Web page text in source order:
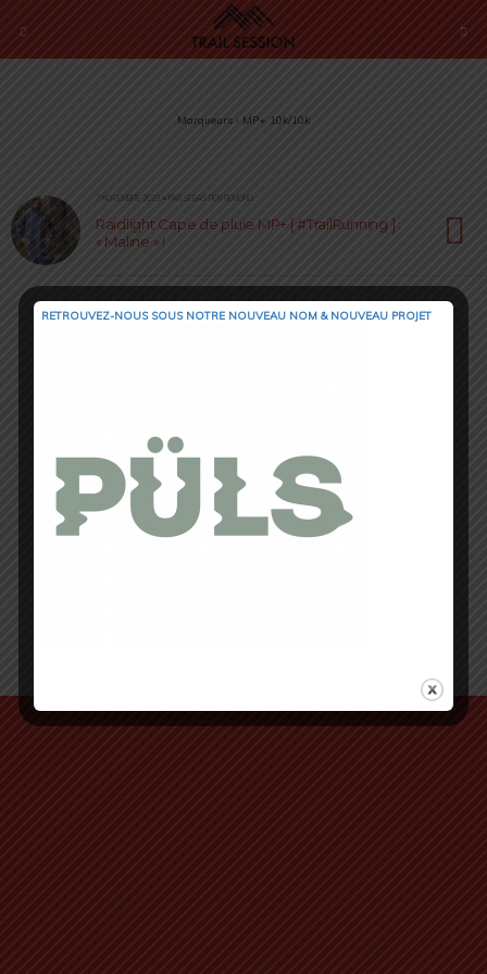
Marqueurs › MP+ 10k/10k
7 NOVEMBRE 2023 • PAR SÉBASTIEN RÉMOND
Raidlight Cape de pluie MP+ [ #TrailRunning ] :
« Maline » !
RETROUVEZ-NOUS SOUS NOTRE NOUVEAU NOM & NOUVEAU PROJET